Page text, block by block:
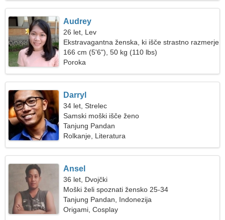
Audrey
26 let, Lev
Ekstravagantna ženska, ki išče strastno razmerje
166 cm (5'6"), 50 kg (110 lbs)
Poroka
Darryl
34 let, Strelec
Samski moški išče ženo
Tanjung Pandan
Rolkanje, Literatura
Ansel
36 let, Dvojčki
Moški želi spoznati žensko 25-34
Tanjung Pandan, Indonezija
Origami, Cosplay